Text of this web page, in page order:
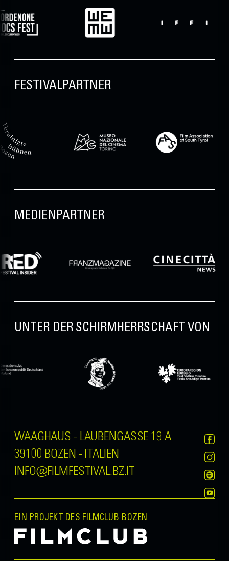
FESTIVALPARTNER
MEDIENPARTNER
UNTER DER SCHIRMHERRSCHAFT VON
WAAGHAUS - LAUBENGASSE 19 A
39100 BOZEN - ITALIEN
INFO@FILMFESTIVAL.BZ.IT
EIN PROJEKT DES FILMCLUB BOZEN